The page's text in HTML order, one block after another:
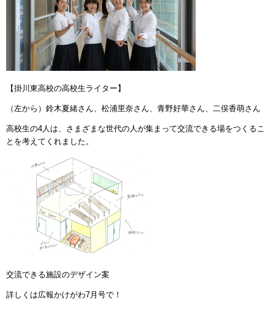
【掛川東高校の高校生ライター】
（左から）鈴木夏緒さん、松浦里奈さん、青野好華さん、二俣香萌さん
高校生の4人は、さまざまな世代の人が集まって交流できる場をつくるこ
とを考えてくれました。
交流できる施設のデザイン案
詳しくは広報かけがわ7月号で！